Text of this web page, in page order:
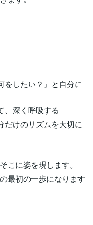
をしたい？」と自分に
、深く呼吸する
だけのリズムを大切に
こに姿を現します。
最初の一歩になります